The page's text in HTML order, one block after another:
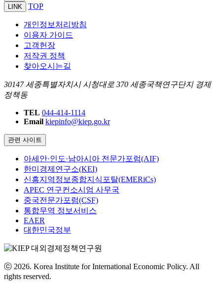
LINK TOP
개인정보처리방침
이용자 가이드
고객헌장
저작권 정책
찾아오시는길
30147 세종특별자치시 시청대로 370 세종국책연구단지 경제
정책동
TEL 044-414-1114
Email kiepinfo@kiep.go.kr
관련 사이트
아세안·인도·남아시아 전문가포럼(AIF)
한미경제연구소(KEI)
신흥지역정보종합지식포탈(EMERiCs)
APEC 연구컨소시엄 사무국
중국전문가포럼(CSF)
통합무역 정보서비스
EAER
대한민국정부
ⓒ 2026. Korea Institute for International Economic Policy. All
rights reserved.